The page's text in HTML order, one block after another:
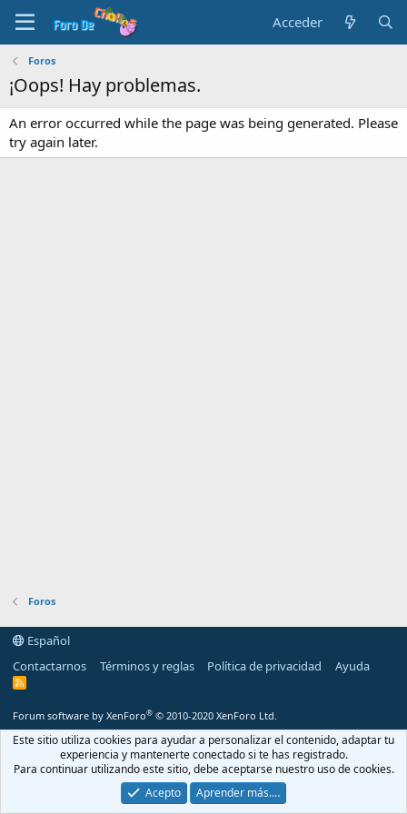
Acceder
Foros
¡Oops! Hay problemas.
An error occurred while the page was being generated. Please
try again later.
Foros
Español
Contactarnos
Términos y reglas Política de privacidad Ayuda
R
Forum software by XenForo® © 2010-2020 XenForo Ltd.
Este sitio utiliza cookies para ayudar a personalizar el contenido, adaptar tu
experiencia y mantenerte conectado si te has registrado.
Para continuar utilizando este sitio, debe aceptarse nuestro uso de cookies.
Acepto
Aprender más.…